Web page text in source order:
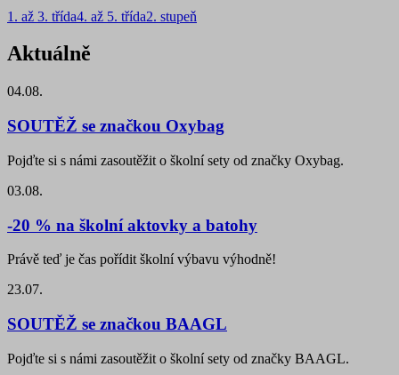
1. až 3. třída4. až 5. třída2. stupeň
Aktuálně
04.08.
SOUTĚŽ se značkou Oxybag
Pojďte si s námi zasoutěžit o školní sety od značky Oxybag.
03.08.
-20 % na školní aktovky a batohy
Právě teď je čas pořídit školní výbavu výhodně!
23.07.
SOUTĚŽ se značkou BAAGL
Pojďte si s námi zasoutěžit o školní sety od značky BAAGL.